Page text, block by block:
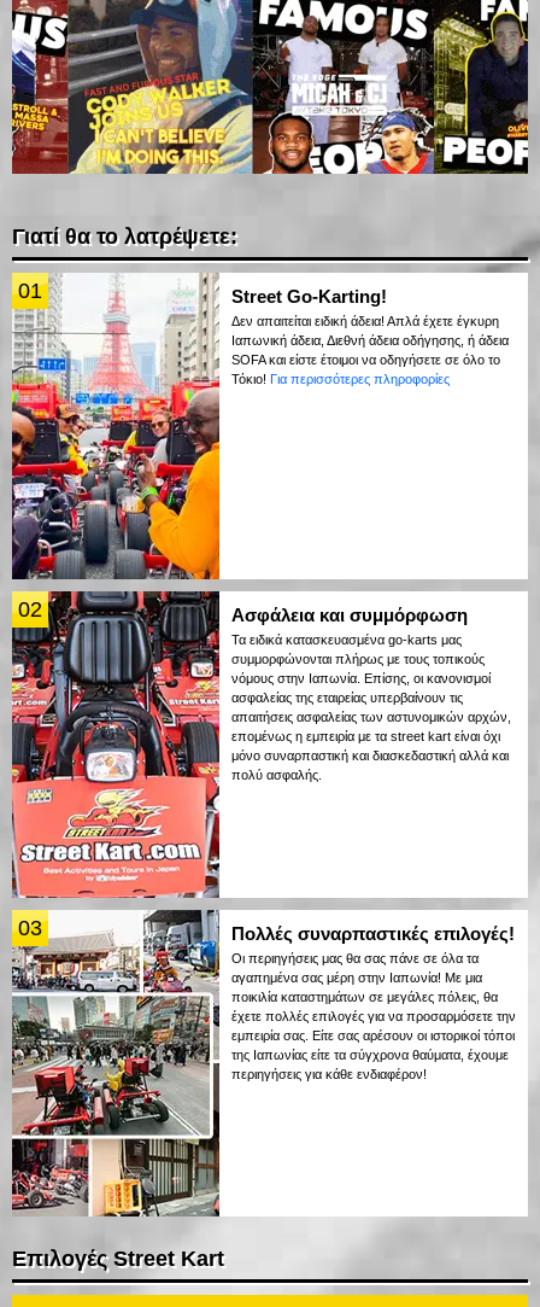
Γιατί θα το λατρέψετε:
01 Street Go-Karting!
Δεν απαιτείται ειδική άδεια! Απλά έχετε έγκυρη
Ιαπωνική άδεια, Διεθνή άδεια οδήγησης, ή άδεια
SOFA και είστε έτοιμοι να οδηγήσετε σε όλο το
Τόκιο! Για περισσότερες πληροφορίες
02 Ασφάλεια και συμμόρφωση
Τα ειδικά κατασκευασμένα go-karts μας
συμμορφώνονται πλήρως με τους τοπικούς
νόμους στην Ιαπωνία. Επίσης, οι κανονισμοί
ασφαλείας της εταιρείας υπερβαίνουν τις
απαιτήσεις ασφαλείας των αστυνομικών αρχών,
επομένως η εμπειρία με τα street kart είναι όχι
μόνο συναρπαστική και διασκεδαστική αλλά και
πολύ ασφαλής.
03 Πολλές συναρπαστικές επιλογές!
Οι περιηγήσεις μας θα σας πάνε σε όλα τα
αγαπημένα σας μέρη στην Ιαπωνία! Με μια
ποικιλία καταστημάτων σε μεγάλες πόλεις, θα
έχετε πολλές επιλογές για να προσαρμόσετε την
εμπειρία σας. Είτε σας αρέσουν οι ιστορικοί τόποι
της Ιαπωνίας είτε τα σύγχρονα θαύματα, έχουμε
περιηγήσεις για κάθε ενδιαφέρον!
Επιλογές Street Kart